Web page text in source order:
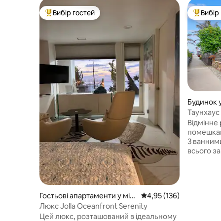
Топ вибір гостей
Вибір гостей
Гостьові апартаменти у міст
і Сан-Діеґо
Середня оцінка: 4,95 з
4,95 (136)
Люкс Jolla Oceanfront Serenity
Цей люкс, розташований в ідеальному
Топ
Будинок
кроках
3
всього